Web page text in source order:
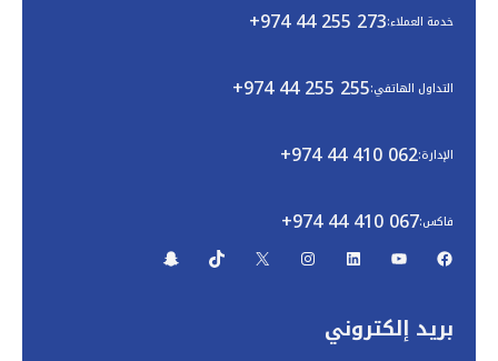
خدمة العملاء:+974 44 255 273
التداول الهاتفي:+974 44 255 255
الإدارة:+974 44 410 062
فاكس:+974 44 410 067
بريد إلكتروني